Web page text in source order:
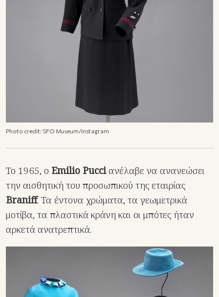
Photo credit: SFO Museum/Instagram
Το 1965, ο Emilio Pucciανέλαβε να ανανεώσει
την αισθητική του προσωπικού της εταιρίας
Braniff. Τα έντονα χρώματα, τα γεωμετρικά
μοτίβα, τα πλαστικά κράνη και οι μπότες ήταν
αρκετά ανατρεπτικά.